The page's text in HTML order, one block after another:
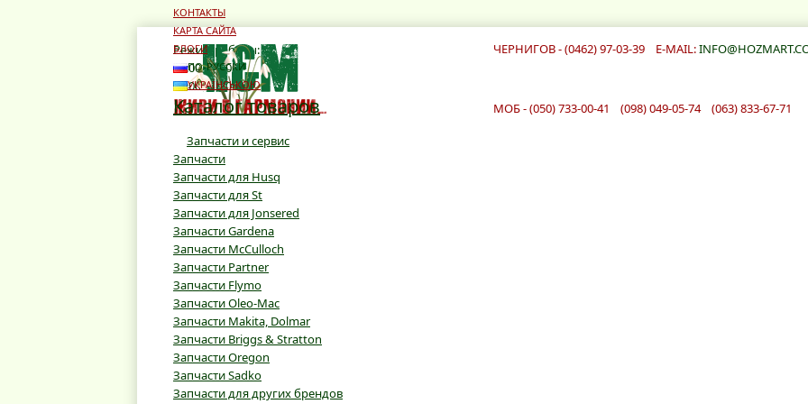
Режим работы:
10:00 - 19:00
10:00 - 16:00
ЧЕРНИГОВ - (0462) 97-03-39 E-MAIL:
Каталог товаров
Запчасти и сервис
Запчасти
Запчасти для Husq
Запчасти для St
Запчасти для Jonsered
Запчасти Gardena
Запчасти McCulloch
Запчасти Partner
Запчасти Flymo
Запчасти Oleo-Mac
Запчасти Makita, Dolmar
Запчасти Briggs & Stratton
Запчасти Oregon
Запчасти Sadko
Запчасти для других брендов
МОБ - (050) 733-00-41 (098) 049-05-74 (063) 833-67-71
КОНТАКТЫ
КАРТА САЙТА
БЛОГИ
ПО-РУССКИ
УКРАЇНСЬКОЮ